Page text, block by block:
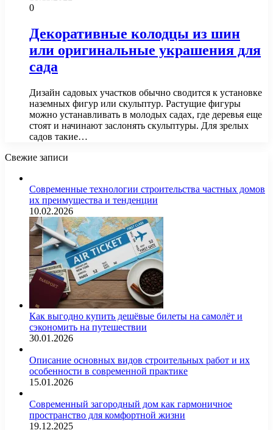
0
Декоративные колодцы из шин
или оригинальные украшения для
сада
Дизайн садовых участков обычно сводится к установке
наземных фигур или скульптур. Растущие фигуры
можно устанавливать в молодых садах, где деревья еще
стоят и начинают заслонять скульптуры. Для зрелых
садов такие…
Свежие записи
Современные технологии строительства частных домов
их преимущества и тенденции
10.02.2026
Как выгодно купить дешёвые билеты на самолёт и
сэкономить на путешествии
30.01.2026
Описание основных видов строительных работ и их
особенности в современной практике
15.01.2026
Современный загородный дом как гармоничное
пространство для комфортной жизни
19.12.2025